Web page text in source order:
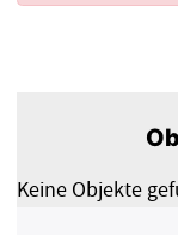
Keine Objekte